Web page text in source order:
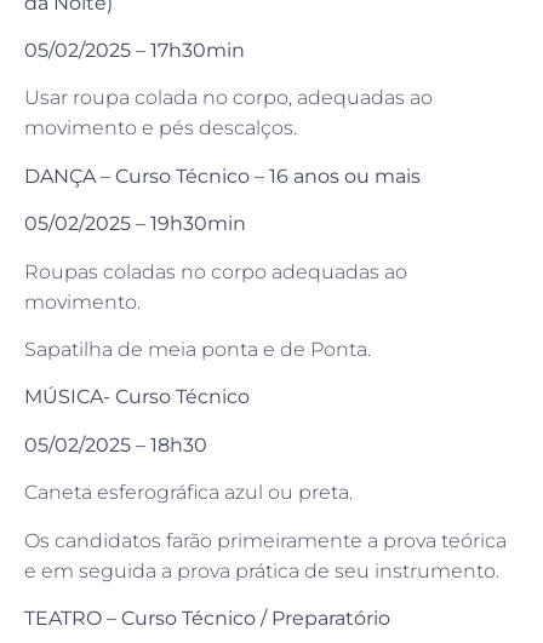
05/02/2025 – 17h30min
Usar roupa colada no corpo, adequadas ao
movimento e pés descalços.
DANÇA – Curso Técnico – 16 anos ou mais
05/02/2025 – 19h30min
Roupas coladas no corpo adequadas ao
movimento.
Sapatilha de meia ponta e de Ponta.
MÚSICA- Curso Técnico
05/02/2025 – 18h30
Caneta esferográfica azul ou preta.
Os candidatos farão primeiramente a prova teórica
e em seguida a prova prática de seu instrumento.
TEATRO – Curso Técnico / Preparatório